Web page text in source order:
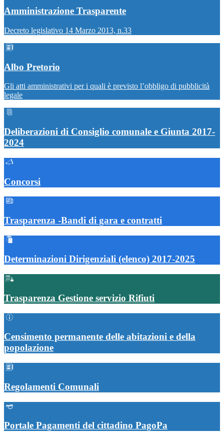
Amministrazione Trasparente
Decreto legislativo 14 Marzo 2013, n.33
Albo Pretorio
Gli atti amministrativi per i quali è previsto l’obbligo di pubblicità
legale
Deliberazioni di Consiglio comunale e Giunta 2017-
2024
Concorsi
Trasparenza -Bandi di gara e contratti
Determinazioni Dirigenziali (elenco) 2017-2025
Trasparenza Gestione servizio Rifiuti
Censimento permanente delle abitazioni e della
popolazione
Regolamenti Comunali
Portale Pagamenti del cittadino PagoPa